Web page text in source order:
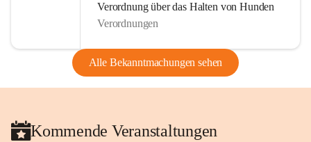
Verordnung über das Halten von Hunden
Verordnungen
Alle Bekanntmachungen sehen
Kommende Veranstaltungen